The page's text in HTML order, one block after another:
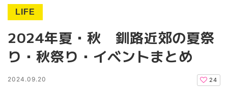
LIFE
2024年夏・秋 釧路近郊の夏祭
り・秋祭り・イベントまとめ
2024.09.20 24